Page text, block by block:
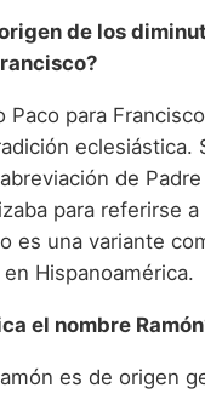
de los
Paco para
eclesiástica.
de
para referirse a
es una variante
Hispanoamérica.
el nombre
es de origen